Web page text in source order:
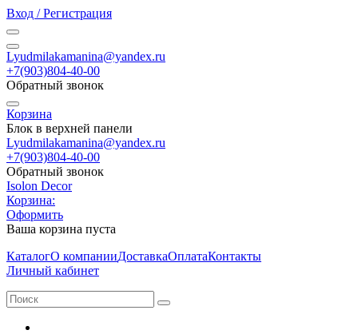
Вход / Регистрация
Lyudmilakamanina@yandex.ru
+7(903)804-40-00
Обратный звонок
Корзина
Блок в верхней панели
Lyudmilakamanina@yandex.ru
+7(903)804-40-00
Обратный звонок
Isolon Decor
Корзина:
Оформить
Ваша корзина пуста
КаталогО компанииДоставкаОплатаКонтакты
Личный кабинет